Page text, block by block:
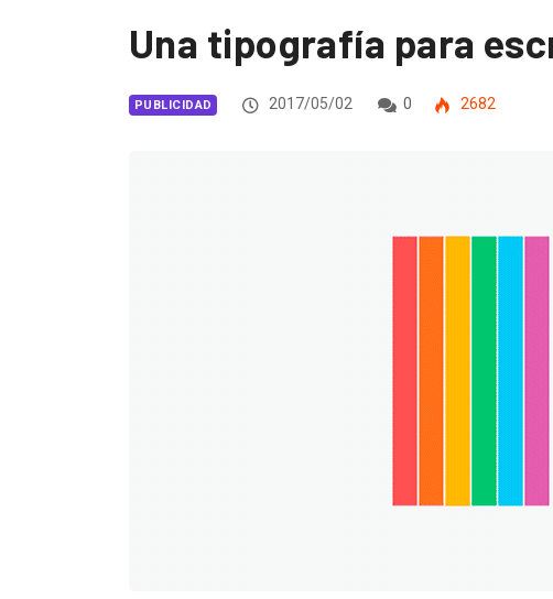
Una tipografía para
PUBLICIDAD 2017/05/02 0 2682